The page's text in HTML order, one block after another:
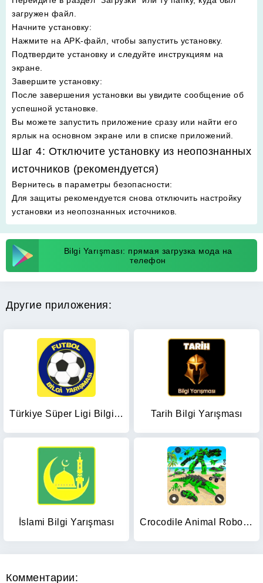
загружен файл.
Начните установку:
Нажмите на APK-файл, чтобы запустить установку.
Подтвердите установку и следуйте инструкциям на
экране.
Завершите установку:
После завершения установки вы увидите сообщение об
успешной установке.
Вы можете запустить приложение сразу или найти его
ярлык на основном экране или в списке приложений.
Шаг 4: Отключите установку из неопознанных
источников (рекомендуется)
Вернитесь в параметры безопасности:
Для защиты рекомендуется снова отключить настройку
установки из неопознанных источников.
Bilgi Yarışması: прямая загрузка мода на
телефон
Другие приложения:
Türkiye Süper Ligi Bilgi Oyunu Tarih Bilgi Yarışması
İslami Bilgi Yarışması Crocodile Animal Robot Games
Комментарии: